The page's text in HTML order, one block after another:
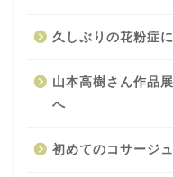
久しぶりの花粉症
山本高樹さん作品
へ
初めてのコサージ